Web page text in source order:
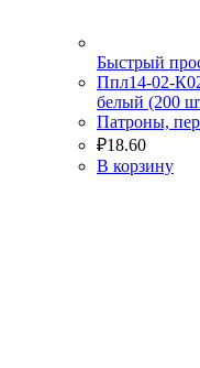
Быстрый
Ппл14-02-
белый (200
Патроны,
₽18.60
В корзину